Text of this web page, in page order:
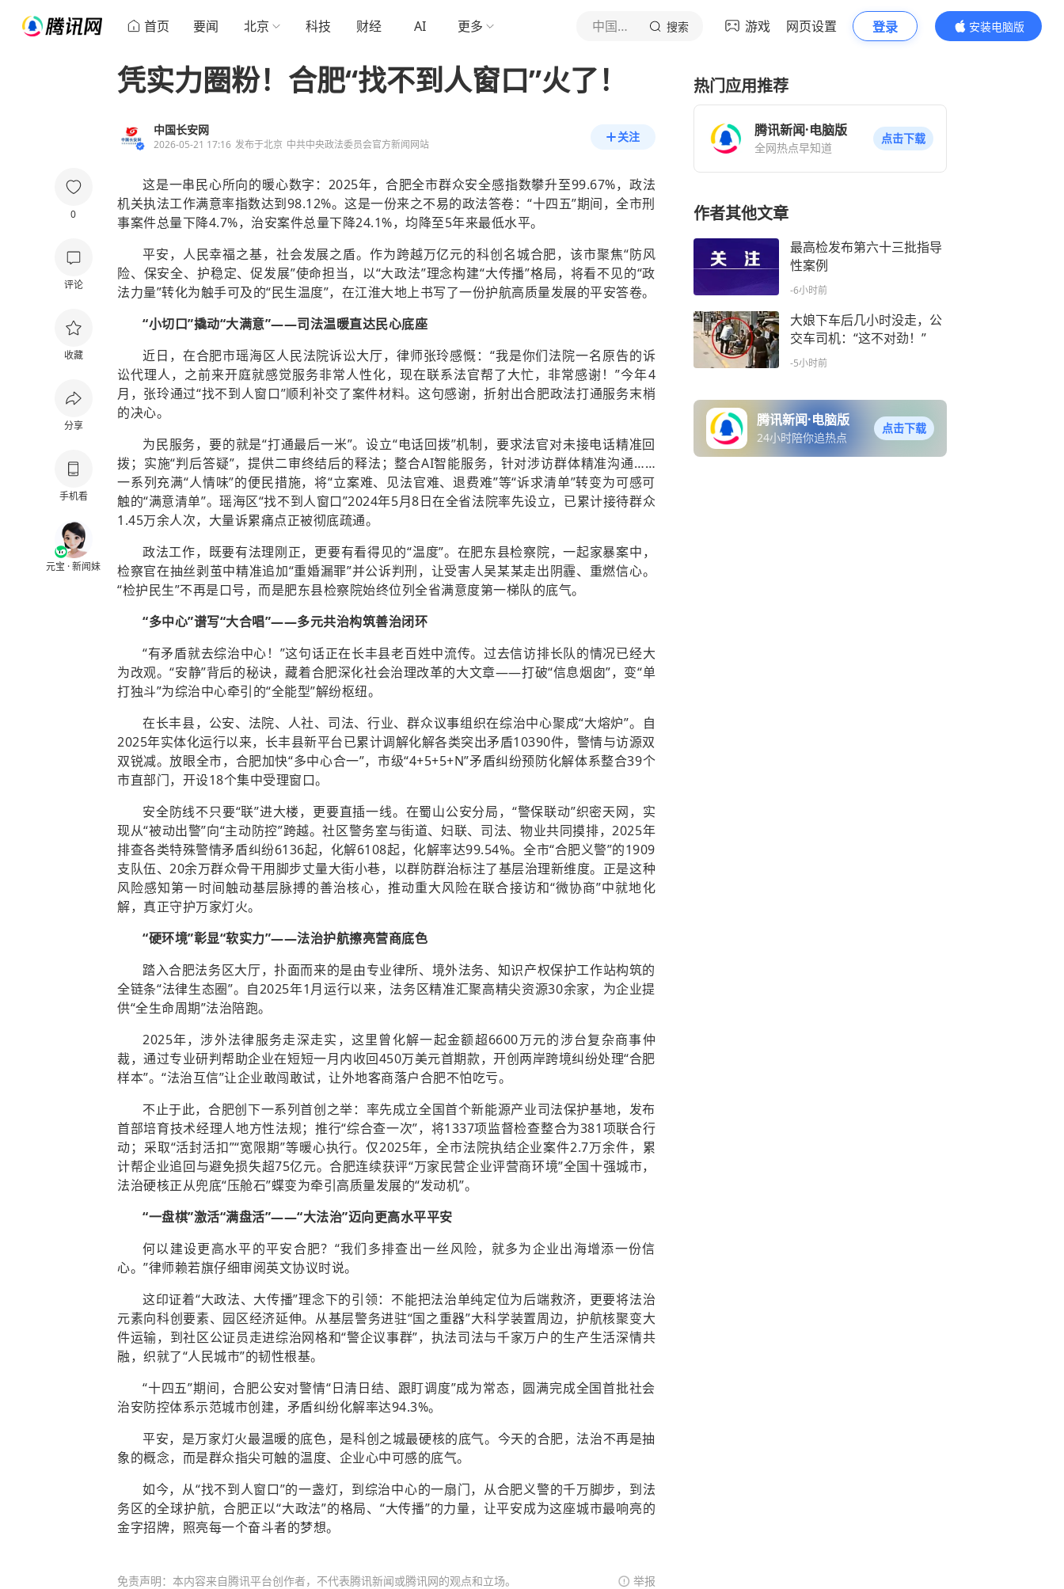
首页 要闻 北京 科技 财经 AI 更多 中国长安网 搜索 游戏 网页设置 登录
安装电脑版
内容更精彩
0
评论
收藏
分享
手机看
元宝 · 新闻妹
凭实力圈粉！合肥“找不到人窗口”火了！
中国长安网
2026-05-21 17:16 发布于北京 中共中央政法委员会官方新闻网站
关注
这是一串民心所向的暖心数字：2025年，合肥全市群众安全感指数攀升至99.67%，政法
机关执法工作满意率指数达到98.12%。这是一份来之不易的政法答卷：“十四五”期间，全市刑
事案件总量下降4.7%，治安案件总量下降24.1%，均降至5年来最低水平。
平安，人民幸福之基，社会发展之盾。作为跨越万亿元的科创名城合肥，该市聚焦“防风
险、保安全、护稳定、促发展”使命担当，以“大政法”理念构建“大传播”格局，将看不见的“政
法力量”转化为触手可及的“民生温度”，在江淮大地上书写了一份护航高质量发展的平安答卷。
“小切口”撬动“大满意”——司法温暖直达民心底座
近日，在合肥市瑶海区人民法院诉讼大厅，律师张玲感慨：“我是你们法院一名原告的诉
讼代理人，之前来开庭就感觉服务非常人性化，现在联系法官帮了大忙，非常感谢！”今年4
月，张玲通过“找不到人窗口”顺利补交了案件材料。这句感谢，折射出合肥政法打通服务末梢
的决心。
为民服务，要的就是“打通最后一米”。设立“电话回拨”机制，要求法官对未接电话精准回
拨；实施“判后答疑”，提供二审终结后的释法；整合AI智能服务，针对涉访群体精准沟通……
一系列充满“人情味”的便民措施，将“立案难、见法官难、退费难”等“诉求清单”转变为可感可
触的“满意清单”。瑶海区“找不到人窗口”2024年5月8日在全省法院率先设立，已累计接待群众
1.45万余人次，大量诉累痛点正被彻底疏通。
政法工作，既要有法理刚正，更要有看得见的“温度”。在肥东县检察院，一起家暴案中，
检察官在抽丝剥茧中精准追加“重婚漏罪”并公诉判刑，让受害人吴某某走出阴霾、重燃信心。
“检护民生”不再是口号，而是肥东县检察院始终位列全省满意度第一梯队的底气。
“多中心”谱写“大合唱”——多元共治构筑善治闭环
“有矛盾就去综治中心！”这句话正在长丰县老百姓中流传。过去信访排长队的情况已经大
为改观。“安静”背后的秘诀，藏着合肥深化社会治理改革的大文章——打破“信息烟囱”，变“单
打独斗”为综治中心牵引的“全能型”解纷枢纽。
在长丰县，公安、法院、人社、司法、行业、群众议事组织在综治中心聚成“大熔炉”。自
2025年实体化运行以来，长丰县新平台已累计调解化解各类突出矛盾10390件，警情与访源双
双锐减。放眼全市，合肥加快“多中心合一”，市级“4+5+5+N”矛盾纠纷预防化解体系整合39个
市直部门，开设18个集中受理窗口。
安全防线不只要“联”进大楼，更要直插一线。在蜀山公安分局，“警保联动”织密天网，实
现从“被动出警”向“主动防控”跨越。社区警务室与街道、妇联、司法、物业共同摸排，2025年
排查各类特殊警情矛盾纠纷6136起，化解6108起，化解率达99.54%。全市“合肥义警”的1909
支队伍、20余万群众骨干用脚步丈量大街小巷，以群防群治标注了基层治理新维度。正是这种
风险感知第一时间触动基层脉搏的善治核心，推动重大风险在联合接访和“微协商”中就地化
解，真正守护万家灯火。
“硬环境”彰显“软实力”——法治护航擦亮营商底色
踏入合肥法务区大厅，扑面而来的是由专业律所、境外法务、知识产权保护工作站构筑的
全链条“法律生态圈”。自2025年1月运行以来，法务区精准汇聚高精尖资源30余家，为企业提
供“全生命周期”法治陪跑。
2025年，涉外法律服务走深走实，这里曾化解一起金额超6600万元的涉台复杂商事仲
裁，通过专业研判帮助企业在短短一月内收回450万美元首期款，开创两岸跨境纠纷处理“合肥
样本”。“法治互信”让企业敢闯敢试，让外地客商落户合肥不怕吃亏。
不止于此，合肥创下一系列首创之举：率先成立全国首个新能源产业司法保护基地，发布
首部培育技术经理人地方性法规；推行“综合查一次”，将1337项监督检查整合为381项联合行
动；采取“活封活扣”“宽限期”等暖心执行。仅2025年，全市法院执结企业案件2.7万余件，累
计帮企业追回与避免损失超75亿元。合肥连续获评“万家民营企业评营商环境”全国十强城市，
法治硬核正从兜底“压舱石”蝶变为牵引高质量发展的“发动机”。
“一盘棋”激活“满盘活”——“大法治”迈向更高水平平安
何以建设更高水平的平安合肥？“我们多排查出一丝风险，就多为企业出海增添一份信
心。”律师赖若旗仔细审阅英文协议时说。
这印证着“大政法、大传播”理念下的引领：不能把法治单纯定位为后端救济，更要将法治
元素向科创要素、园区经济延伸。从基层警务进驻“国之重器”大科学装置周边，护航核聚变大
件运输，到社区公证员走进综治网格和“警企议事群”，执法司法与千家万户的生产生活深情共
融，织就了“人民城市”的韧性根基。
“十四五”期间，合肥公安对警情“日清日结、跟盯调度”成为常态，圆满完成全国首批社会
治安防控体系示范城市创建，矛盾纠纷化解率达94.3%。
平安，是万家灯火最温暖的底色，是科创之城最硬核的底气。今天的合肥，法治不再是抽
象的概念，而是群众指尖可触的温度、企业心中可感的底气。
如今，从“找不到人窗口”的一盏灯，到综治中心的一扇门，从合肥义警的千万脚步，到法
务区的全球护航，合肥正以“大政法”的格局、“大传播”的力量，让平安成为这座城市最响亮的
金字招牌，照亮每一个奋斗者的梦想。
免责声明：本内容来自腾讯平台创作者，不代表腾讯新闻或腾讯网的观点和立场。 举报
热门应用推荐
腾讯新闻·电脑版
全网热点早知道
点击下载
作者其他文章
最高检发布第六十三批指导
性案例
-6小时前
大娘下车后几小时没走，公
交车司机：“这不对劲！”
-5小时前
腾讯新闻·电脑版
24小时陪你追热点
点击下载